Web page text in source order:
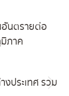
อันตรายต่อ
ภาค
งประเทศ รวม